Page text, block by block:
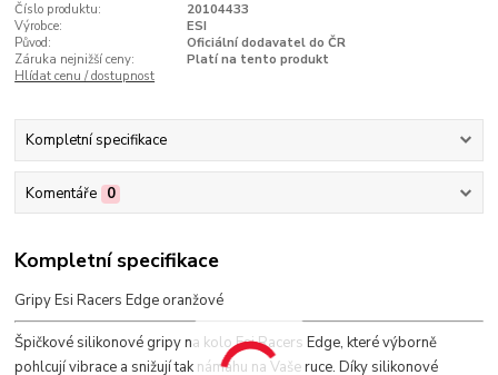
Číslo produktu:
20104433
Výrobce:
ESI
Původ:
Oficiální dodavatel do ČR
Záruka nejnižší ceny:
Platí na tento produkt
Hlídat cenu / dostupnost
Kompletní specifikace
Komentáře 0
Kompletní specifikace
Gripy Esi Racers Edge oranžové
Špičkové silikonové gripy na kolo Esi Racers Edge, které výborně
pohlcují vibrace a snižují tak námahu na Vaše ruce. Díky silikonové